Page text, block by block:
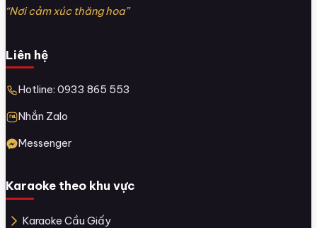
“Nơi cảm xúc thăng hoa”
Liên hệ
Hotline: 0933 865 553
Nhắn Zalo
Messenger
Karaoke theo khu vực
Karaoke Cầu Giấy